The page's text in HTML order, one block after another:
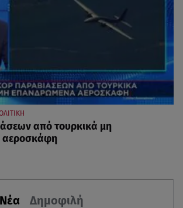
Δημοφιλή
από τουρκικά μη
αεροσκάφη